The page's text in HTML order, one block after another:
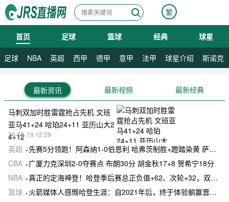
繁
首页 足球 篮球 经典 球星
足球 NBA 英超 西甲 德甲 意甲 法甲 球星介绍 斯诺克
最新资讯 最新视频 最新经典
马刺双加时胜雷霆抢占先机 文班
亚马41+24 哈珀24+11 亚历山大2
4+12
26-05-19 12:29
英超
先赛5分领跑！阿森纳1-0伯恩利 哈弗茨制胜+蹬踏染黄 萨卡献助攻
CBA
广厦力克深圳2-0夺赛点 布朗30分 胡金秋17+8 贺希宁18分
NBA 真正的定海神登！哈登季后赛总正负值+62、次轮+32，双数据领跑骑士全队
篮球
火箭媒体人感慨哈登生涯：自2021年后，终于体验躺赢晋级滋味
08月07日 星期五